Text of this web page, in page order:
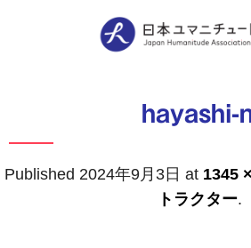
hayashi-
Published 2024年9月3日 at 1345
トラクター.